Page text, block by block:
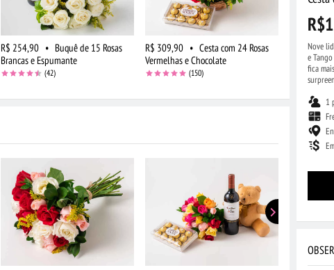
R$ 254,90 • Buquê de 15 Rosas
Brancas e Espumante
(42)
R$ 309,90 • Cesta com 24 Rosas
Vermelhas e Chocolate
(150)
R$ 204,90
Brancas
Nove
e
fica
1